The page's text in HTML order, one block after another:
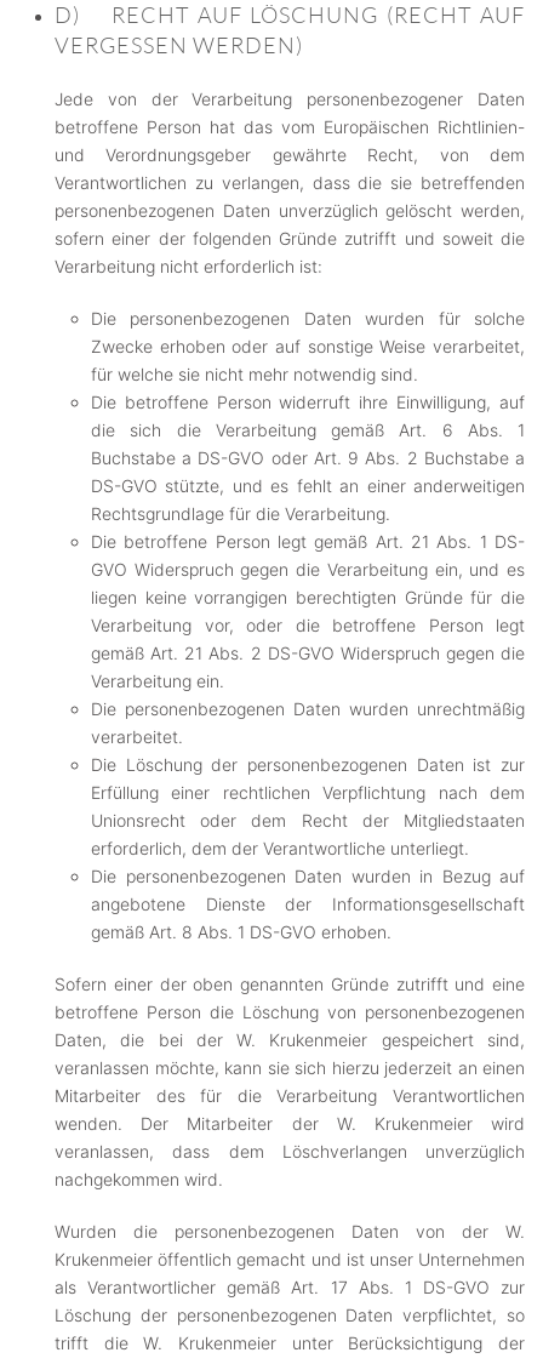
D) RECHT AUF LÖSCHUNG (RECHT AUF
VERGESSEN WERDEN)
Jede von der Verarbeitung personenbezogener Daten
betroffene Person hat das vom Europäischen Richtlinien-
und Verordnungsgeber gewährte Recht, von dem
Verantwortlichen zu verlangen, dass die sie betreffenden
personenbezogenen Daten unverzüglich gelöscht werden,
sofern einer der folgenden Gründe zutrifft und soweit die
Verarbeitung nicht erforderlich ist:
Die personenbezogenen Daten wurden für solche
Zwecke erhoben oder auf sonstige Weise verarbeitet,
für welche sie nicht mehr notwendig sind.
Die betroffene Person widerruft ihre Einwilligung, auf
die sich die Verarbeitung gemäß Art. 6 Abs. 1
Buchstabe a DS-GVO oder Art. 9 Abs. 2 Buchstabe a
DS-GVO stützte, und es fehlt an einer anderweitigen
Rechtsgrundlage für die Verarbeitung.
Die betroffene Person legt gemäß Art. 21 Abs. 1 DS-
GVO Widerspruch gegen die Verarbeitung ein, und es
liegen keine vorrangigen berechtigten Gründe für die
Verarbeitung vor, oder die betroffene Person legt
gemäß Art. 21 Abs. 2 DS-GVO Widerspruch gegen die
Verarbeitung ein.
Die personenbezogenen Daten wurden unrechtmäßig
verarbeitet.
Die Löschung der personenbezogenen Daten ist zur
Erfüllung einer rechtlichen Verpflichtung nach dem
Unionsrecht oder dem Recht der Mitgliedstaaten
erforderlich, dem der Verantwortliche unterliegt.
Die personenbezogenen Daten wurden in Bezug auf
angebotene Dienste der Informationsgesellschaft
gemäß Art. 8 Abs. 1 DS-GVO erhoben.
Sofern einer der oben genannten Gründe zutrifft und eine
betroffene Person die Löschung von personenbezogenen
Daten, die bei der W. Krukenmeier gespeichert sind,
veranlassen möchte, kann sie sich hierzu jederzeit an einen
Mitarbeiter des für die Verarbeitung Verantwortlichen
wenden. Der Mitarbeiter der W. Krukenmeier wird
veranlassen, dass dem Löschverlangen unverzüglich
nachgekommen wird.
Wurden die personenbezogenen Daten von der W.
Krukenmeier öffentlich gemacht und ist unser Unternehmen
als Verantwortlicher gemäß Art. 17 Abs. 1 DS-GVO zur
Löschung der personenbezogenen Daten verpflichtet, so
trifft die W. Krukenmeier unter Berücksichtigung der